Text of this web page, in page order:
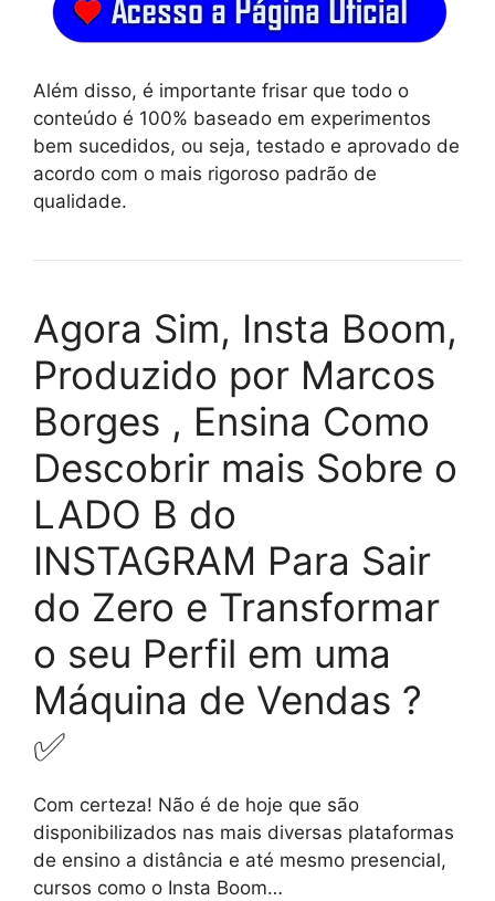
Além disso, é importante frisar que todo o
conteúdo é 100% baseado em experimentos
bem sucedidos, ou seja, testado e aprovado de
acordo com o mais rigoroso padrão de
qualidade.
Agora Sim, Insta Boom,
Produzido por Marcos
Borges , Ensina Como
Descobrir mais Sobre o
LADO B do
INSTAGRAM Para Sair
do Zero e Transformar
o seu Perfil em uma
Máquina de Vendas ?
✅
Com certeza! Não é de hoje que são
disponibilizados nas mais diversas plataformas
de ensino a distância e até mesmo presencial,
cursos como o Insta Boom…